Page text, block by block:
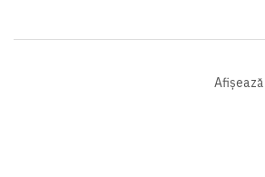
Afișează